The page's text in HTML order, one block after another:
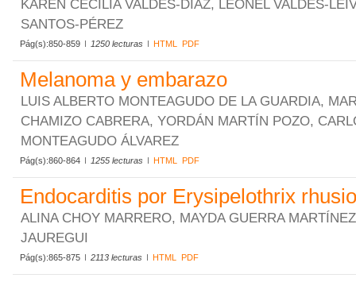
KAREN CECILIA VALDÉS-DÍAZ, LEONEL VALDÉS-
SANTOS-PÉREZ
Pág(s):850-859 1250 lecturas HTML PDF
Melanoma y embarazo
LUIS ALBERTO MONTEAGUDO DE LA GUARDIA,
CHAMIZO CABRERA, YORDÁN MARTÍN POZO,
MONTEAGUDO ÁLVAREZ
Pág(s):860-864 1255 lecturas HTML PDF
Endocarditis por Erysipelothrix
ALINA CHOY MARRERO, MAYDA GUERRA
JAUREGUI
Pág(s):865-875 2113 lecturas HTML PDF